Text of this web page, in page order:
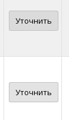
Уточнить
Уточнить